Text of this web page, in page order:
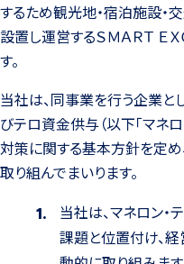
するため観光地・宿泊施設・
設置し運営するＳＭＡＲＴ Ｅ
す。
当社は、同事業を行う企業と
びテロ資金供与（以下「マネ
対策に関する基本方針を定め
取り組んでまいります。
当社は、マネロン
課題と位置付け、